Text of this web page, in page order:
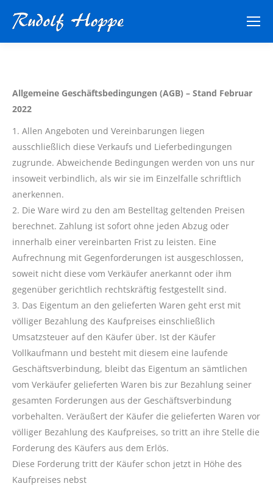
Allgemeine Geschäftsbedingungen (AGB) – Stand Februar
2022
1. Allen Angeboten und Vereinbarungen liegen
ausschließlich diese Verkaufs und Lieferbedingungen
zugrunde. Abweichende Bedingungen werden von uns nur
insoweit verbindlich, als wir sie im Einzelfalle schriftlich
anerkennen.
2. Die Ware wird zu den am Bestelltag geltenden Preisen
berechnet. Zahlung ist sofort ohne jeden Abzug oder
innerhalb einer vereinbarten Frist zu leisten. Eine
Aufrechnung mit Gegenforderungen ist ausgeschlossen,
soweit nicht diese vom Verkäufer anerkannt oder ihm
gegenüber gerichtlich rechtskräftig festgestellt sind.
3. Das Eigentum an den gelieferten Waren geht erst mit
völliger Bezahlung des Kaufpreises einschließlich
Umsatzsteuer auf den Käufer über. Ist der Käufer
Vollkaufmann und besteht mit diesem eine laufende
Geschäftsverbindung, bleibt das Eigentum an sämtlichen
vom Verkäufer gelieferten Waren bis zur Bezahlung seiner
gesamten Forderungen aus der Geschäftsverbindung
vorbehalten. Veräußert der Käufer die gelieferten Waren vor
völliger Bezahlung des Kaufpreises, so tritt an ihre Stelle die
Forderung des Käufers aus dem Erlös.
Diese Forderung tritt der Käufer schon jetzt in Höhe des
Kaufpreises nebst